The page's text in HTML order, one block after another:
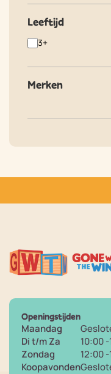
Leeftijd
3+
Merken
Openingstijden
Maandag
Di t/m Za
Zondag
Koopavonden
10:00
12:00